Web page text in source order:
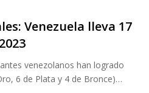
Venezuela lleva 17
venezolanos han logrado
6 de Plata y 4 de Bronce)…